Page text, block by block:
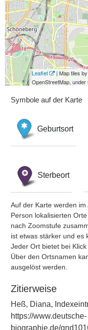
Leaflet
| Map tiles
OpenStreetMap, under
Symbole auf der Karte
Geburtsort
Sterbeort
Auf der Karte werden
Person lokalisierten
nach Zoomstufe
ist etwas stärker und es
Jeder Ort bietet bei
Über den Ortsnamen
ausgelöst werden.
Zitierweise
Heß, Diana,
https://www.deutsche-
biographie.de/